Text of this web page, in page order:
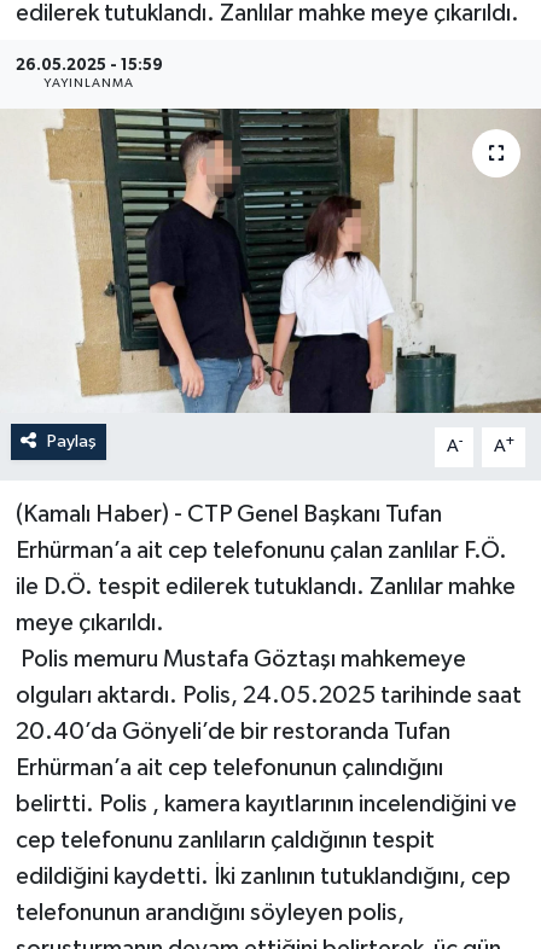
edilerek tutuklandı. Zanlılar mahke meye çıkarıldı.
26.05.2025 - 15:59
YAYINLANMA
Paylaş A- A+
(Kamalı Haber) - CTP Genel Başkanı Tufan
Erhürman’a ait cep telefonunu çalan zanlılar F.Ö.
ile D.Ö. tespit edilerek tutuklandı. Zanlılar mahke
meye çıkarıldı.
Polis memuru Mustafa Göztaşı mahkemeye
olguları aktardı. Polis, 24.05.2025 tarihinde saat
20.40’da Gönyeli’de bir restoranda Tufan
Erhürman’a ait cep telefonunun çalındığını
belirtti. Polis , kamera kayıtlarının incelendiğini ve
cep telefonunu zanlıların çaldığının tespit
edildiğini kaydetti. İki zanlının tutuklandığını, cep
telefonunun arandığını söyleyen polis,